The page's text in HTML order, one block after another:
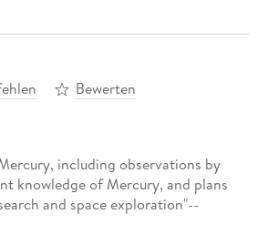
Bewerten
including observations by
knowledge of Mercury, and plans
and space exploration"--